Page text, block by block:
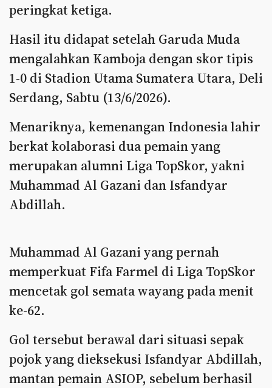
peringkat ketiga.
Hasil itu didapat setelah Garuda Muda
mengalahkan Kamboja dengan skor tipis
1-0 di Stadion Utama Sumatera Utara, Deli
Serdang, Sabtu (13/6/2026).
Menariknya, kemenangan Indonesia lahir
berkat kolaborasi dua pemain yang
merupakan alumni Liga TopSkor, yakni
Muhammad Al Gazani dan Isfandyar
Abdillah.
Muhammad Al Gazani yang pernah
memperkuat Fifa Farmel di Liga TopSkor
mencetak gol semata wayang pada menit
ke-62.
Gol tersebut berawal dari situasi sepak
pojok yang dieksekusi Isfandyar Abdillah,
mantan pemain ASIOP, sebelum berhasil